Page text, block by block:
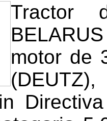
Tractor
motor de